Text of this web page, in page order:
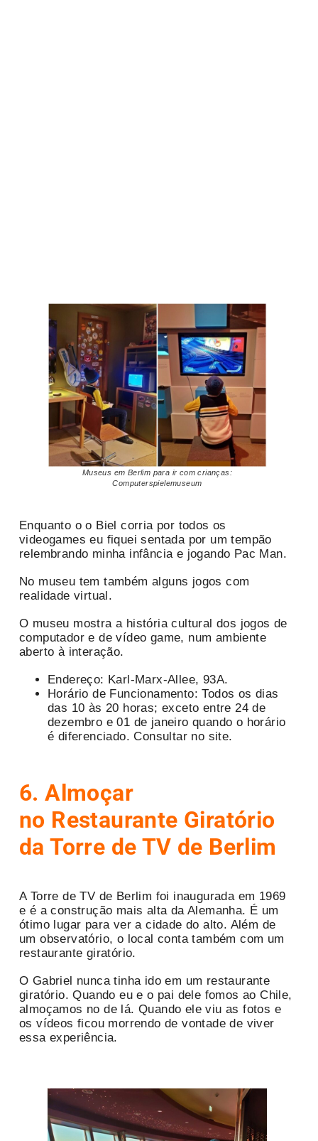
Museus em Berlim para ir com crianças:
Computerspielemuseum
Enquanto o o Biel corria por todos os
videogames eu fiquei sentada por um tempão
relembrando minha infância e jogando Pac Man.
No museu tem também alguns jogos com
realidade virtual.
O museu mostra a história cultural dos jogos de
computador e de vídeo game, num ambiente
aberto à interação.
Endereço: Karl-Marx-Allee, 93A.
Horário de Funcionamento: Todos os dias
das 10 às 20 horas; exceto entre 24 de
dezembro e 01 de janeiro quando o horário
é diferenciado. Consultar no site.
6. Almoçar
no Restaurante Giratório
da Torre de TV de Berlim
A Torre de TV de Berlim foi inaugurada em 1969
e é a construção mais alta da Alemanha. É um
ótimo lugar para ver a cidade do alto. Além de
um observatório, o local conta também com um
restaurante giratório.
O Gabriel nunca tinha ido em um restaurante
giratório. Quando eu e o pai dele fomos ao Chile,
almoçamos no de lá. Quando ele viu as fotos e
os vídeos ficou morrendo de vontade de viver
essa experiência.